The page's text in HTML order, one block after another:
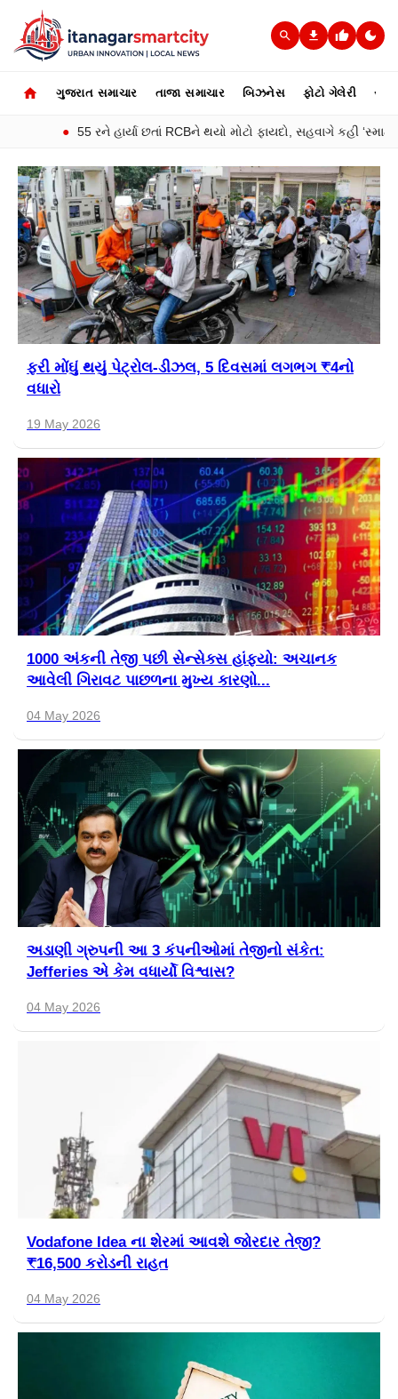
ગુજરાત સમાચાર તાજા સમાચાર બિઝનેસ ફોટો ગેલેરી
55 રને હાર્યા છતાં RCBને થયો મોટો ફાયદો, સહવાગે કહી ‘સ્માર્ટ
ફરી મોંઘું થયું પેટ્રોલ-ડીઝલ, 5 દિવસમાં લગભગ ₹4નો
વધારો
19 May 2026
1000 અંકની તેજી પછી સેન્સેક્સ હાંફ્યો: અચાનક
આવેલી ગિરાવટ પાછળના મુખ્ય કારણો...
04 May 2026
અડાણી ગ્રુપની આ 3 કંપનીઓમાં તેજીનો સંકેત:
Jefferies એ કેમ વધાર્યો વિશ્વાસ?
04 May 2026
Vodafone Idea ના શેરમાં આવશે જોરદાર તેજી?
₹16,500 કરોડની રાહત
04 May 2026